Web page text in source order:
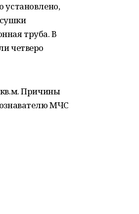
установлено,
труба. В
четверо
Причины
МЧС